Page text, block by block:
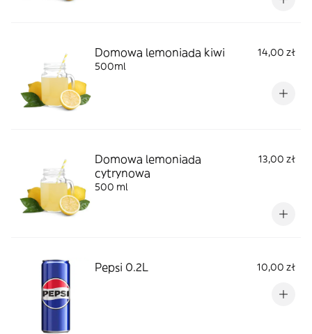
Domowa lemoniada kiwi
14,00 zł
500ml
Domowa lemoniada
cytrynowa
13,00 zł
500 ml
Pepsi 0.2L 10,00 zł